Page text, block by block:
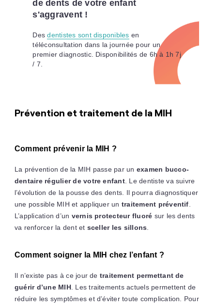
de dents de votre enfant
s'aggravent !
Desdentistes sont disponibles en
téléconsultation dans la journée pour un
premier diagnostic. Disponibilités de 6h à 1h 7j
/ 7.
Prévention et traitement de la MIH
Comment prévenir la MIH ?
La prévention de la MIH passe par un examen bucco-
dentaire régulier de votre enfant. Le dentiste va suivre
l’évolution de la pousse des dents. Il pourra diagnostiquer
une possible MIH et appliquer un traitement préventif.
L’application d’un vernis protecteur fluoré sur les dents
va renforcer la dent et sceller les sillons.
Comment soigner la MIH chez l’enfant ?
Il n’existe pas à ce jour de traitement permettant de
guérir d’une MIH. Les traitements actuels permettent de
réduire les symptômes et d’éviter toute complication. Pour